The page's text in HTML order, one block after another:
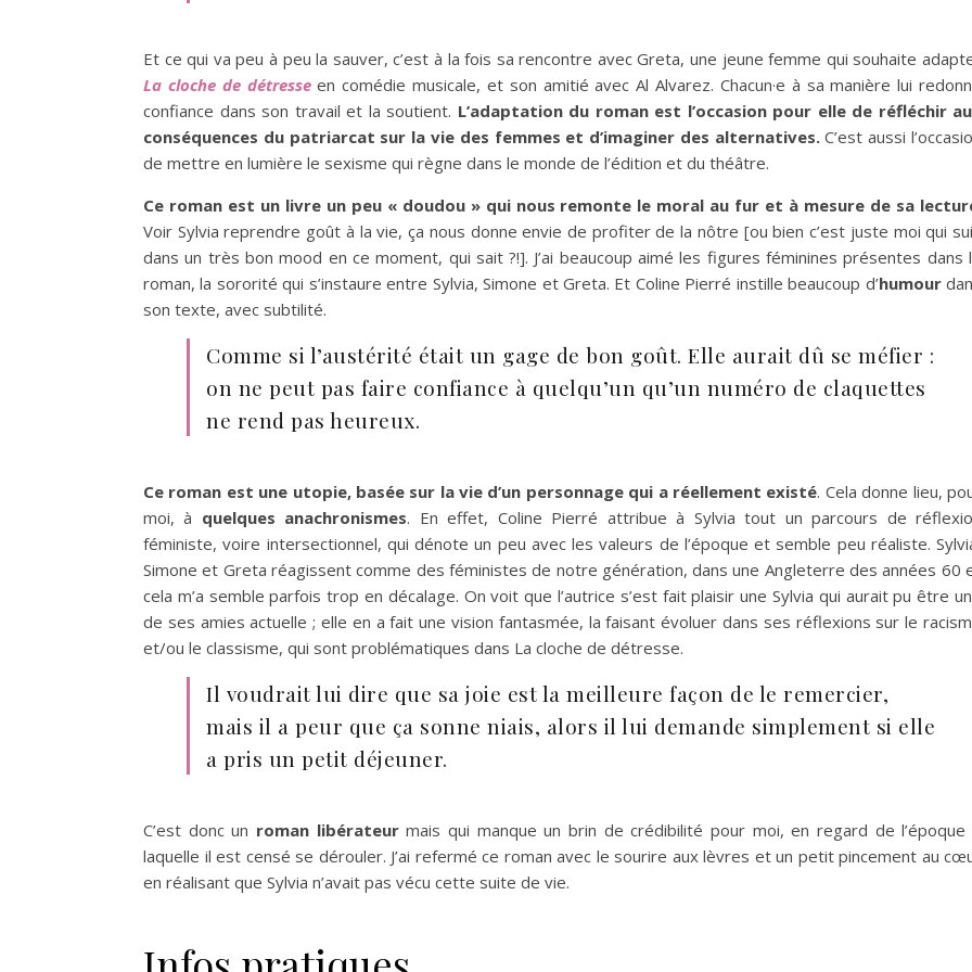
Et ce qui va peu à peu la sauver, c’est à la fois sa rencontre avec Greta, une jeune femme qui souhaite
La cloche de détresse en comédie musicale, et son amitié avec Al Alvarez. Chacun·e à sa manière lui
confiance dans son travail et la soutient. L’adaptation du roman est l’occasion pour elle de réfléchir
conséquences du patriarcat sur la vie des femmes et d’imaginer des alternatives.C’est aussi
de mettre en lumière le sexisme qui règne dans le monde de l’édition et du théâtre.
Ce roman est un livre un peu « doudou » qui nous remonte le moral au fur et à mesure de sa
Voir Sylvia reprendre goût à la vie, ça nous donne envie de profiter de la nôtre [ou bien c’est juste moi qui
dans un très bon mood en ce moment, qui sait ?!]. J’ai beaucoup aimé les figures féminines présentes dans
roman, la sororité qui s’instaure entre Sylvia, Simone et Greta. Et Coline Pierré instille beaucoup d’humour
son texte, avec subtilité.
Comme si l’austérité était un gage de bon goût. Elle aurait dû se méfier :
on ne peut pas faire confiance à quelqu’un qu’un numéro de claquettes
ne rend pas heureux.
Ce roman est une utopie, basée sur la vie d’un personnage qui a réellement existé. Cela donne lieu,
moi, à quelques anachronismes. En effet, Coline Pierré attribue à Sylvia tout un parcours de
féministe, voire intersectionnel, qui dénote un peu avec les valeurs de l’époque et semble peu réaliste.
Simone et Greta réagissent comme des féministes de notre génération, dans une Angleterre des années 60
cela m’a semble parfois trop en décalage. On voit que l’autrice s’est fait plaisir une Sylvia qui aurait pu être
de ses amies actuelle ; elle en a fait une vision fantasmée, la faisant évoluer dans ses réflexions sur le
et/ou le classisme, qui sont problématiques dans La cloche de détresse.
Il voudrait lui dire que sa joie est la meilleure façon de le remercier,
mais il a peur que ça sonne niais, alors il lui demande simplement si elle
a pris un petit déjeuner.
C’est donc un roman libérateurmais qui manque un brin de crédibilité pour moi, en regard de l’époque
laquelle il est censé se dérouler. J’ai refermé ce roman avec le sourire aux lèvres et un petit pincement au
en réalisant que Sylvia n’avait pas vécu cette suite de vie.